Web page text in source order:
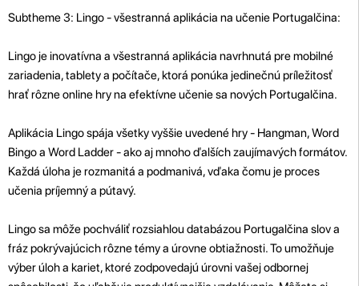
Subtheme 3: Lingo - všestranná aplikácia na učenie Portugalčina:
Lingo je inovatívna a všestranná aplikácia navrhnutá pre mobilné
zariadenia, tablety a počítače, ktorá ponúka jedinečnú príležitosť
hrať rôzne online hry na efektívne učenie sa nových Portugalčina.
Aplikácia Lingo spája všetky vyššie uvedené hry - Hangman, Word
Bingo a Word Ladder - ako aj mnoho ďalších zaujímavých formátov.
Každá úloha je rozmanitá a podmanivá, vďaka čomu je proces
učenia príjemný a pútavý.
Lingo sa môže pochváliť rozsiahlou databázou Portugalčina slov a
fráz pokrývajúcich rôzne témy a úrovne obtiažnosti. To umožňuje
výber úloh a kariet, ktoré zodpovedajú úrovni vašej odbornej